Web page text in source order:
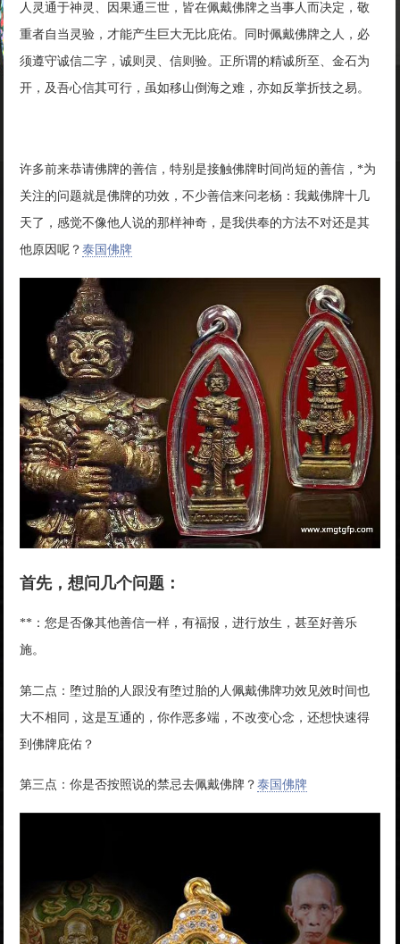
人灵通于神灵、因果通三世，皆在佩戴佛牌之当事人而决定，敬
重者自当灵验，才能产生巨大无比庇佑。同时佩戴佛牌之人，必
须遵守诚信二字，诚则灵、信则验。正所谓的精诚所至、金石为
开，及吾心信其可行，虽如移山倒海之难，亦如反掌折技之易。
许多前来恭请佛牌的善信，特别是接触佛牌时间尚短的善信，*为
关注的问题就是佛牌的功效，不少善信来问老杨：我戴佛牌十几
天了，感觉不像他人说的那样神奇，是我供奉的方法不对还是其
他原因呢？泰国佛牌
首先，想问几个问题：
**：您是否像其他善信一样，有福报，进行放生，甚至好善乐
施。
第二点：堕过胎的人跟没有堕过胎的人佩戴佛牌功效见效时间也
大不相同，这是互通的，你作恶多端，不改变心念，还想快速得
到佛牌庇佑？
第三点：你是否按照说的禁忌去佩戴佛牌？泰国佛牌